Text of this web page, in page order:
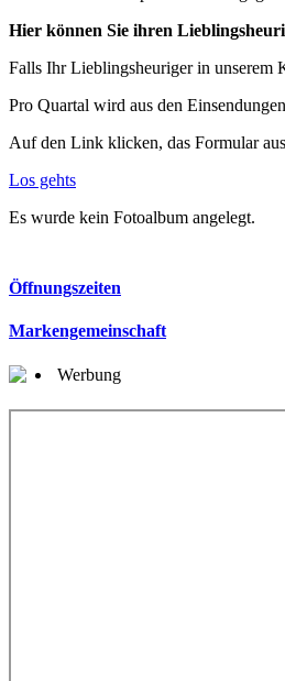
Hier können Sie ihren
Falls Ihr Lieblingsheuriger in unserem
Pro Quartal wird aus den
Auf den Link klicken, das Formular
Los gehts
Es wurde kein Fotoalbum angelegt.
Öffnungszeiten
Markengemeinschaft
Werbung